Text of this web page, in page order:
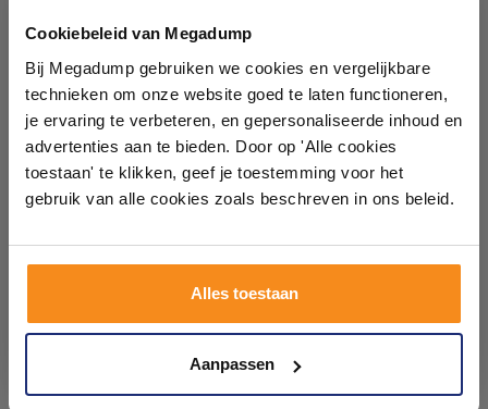
Cookiebeleid van Megadump
Bij Megadump gebruiken we cookies en vergelijkbare
technieken om onze website goed te laten functioneren,
je ervaring te verbeteren, en gepersonaliseerde inhoud en
advertenties aan te bieden. Door op 'Alle cookies
toestaan' te klikken, geef je toestemming voor het
gebruik van alle cookies zoals beschreven in ons beleid.
Alles toestaan
Aanpassen
midden aansluiting recht
120 x 45 cm. Gunmetal
383,59
317,02
Imola 802 Watt
Middenaansluiting 123x50
cm Wit
volgende werkdag in huis
390,00
badkamers in onze 1000 m²
showroom
Laat je inspireren door 21 volledig ingerichte
badkameropstellingen – van compact tot luxe. Onze
ervaren adviseurs helpen je persoonlijk, en je vindt
tegels & sanitair direct uit voorraad. Gratis parkeren
op eigen terrein.
Kom langs en ervaar zelf het verschil!